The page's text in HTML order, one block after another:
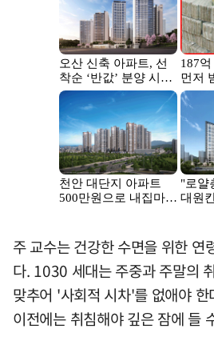
주 교수는 건강한 수면을 위한 연
다. 1030 세대는 주중과 주말의
맞추어 '사회적 시차'를 없애야
이전에는 취침해야 깊은 잠에 들